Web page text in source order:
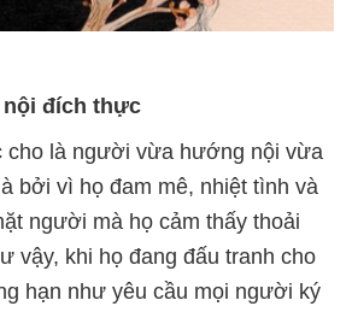
đích thực
cho là người vừa hướng nội vừa
bởi vì họ đam mê, nhiệt tình và
người mà họ cảm thấy thoải
vậy, khi họ đang đấu tranh cho
hạn như yêu cầu mọi người ký